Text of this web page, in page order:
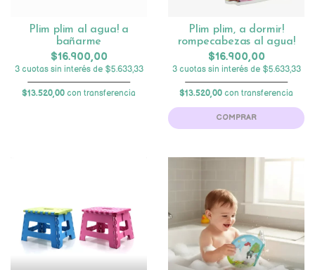
Plim plim al agua! a
bañarme
$16.900,00
3 cuotas sin interés de $5.633,33
$13.520,00 con transferencia
Plim plim, a dormir!
rompecabezas al agua!
$16.900,00
3 cuotas sin interés de $5.633,33
$13.520,00 con transferencia
COMPRAR